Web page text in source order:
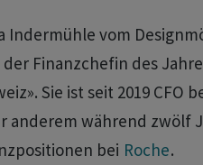
Indermühle vom
Finanzchefin des
Sie ist seit 2019 CFO
anderem während zwölf
bei Roche.